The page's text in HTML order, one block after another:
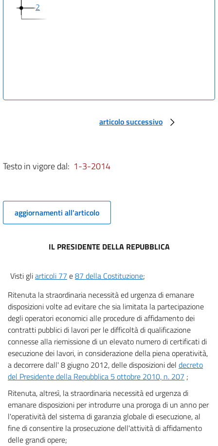
2
articolo successivo
Testo in vigore dal: 1-3-2014
aggiornamenti all'articolo
IL PRESIDENTE DELLA REPUBBLICA
Visti gliarticoli 77 e87 della Costituzione;
Ritenuta la straordinaria necessità ed urgenza di emanare
disposizioni volte ad evitare che sia limitata la partecipazione
degli operatori economici alle procedure di affidamento dei
contratti pubblici di lavori per le difficoltà di qualificazione
connesse alla riemissione di un elevato numero di certificati di
esecuzione dei lavori, in considerazione della piena operatività,
a decorrere dall' 8 giugno 2012, delle disposizioni del decreto
del Presidente della Repubblica 5 ottobre 2010, n. 207 ;
Ritenuta, altresì, la straordinaria necessità ed urgenza di
emanare disposizioni per introdurre una proroga di un anno per
l'operatività del sistema di garanzia globale di esecuzione, al
fine di consentire la prosecuzione dell'attività di affidamento
delle grandi opere;